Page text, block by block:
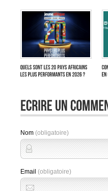
Nom (obligatoire)
Email (obligatoire)